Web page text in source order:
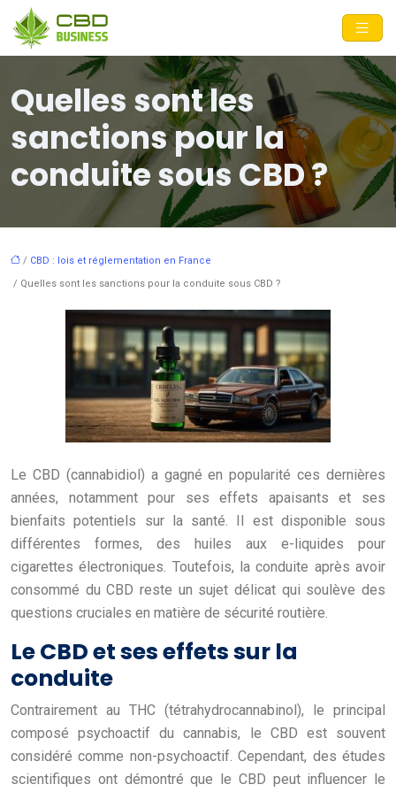
Quelles sont les
sanctions pour la
conduite sous CBD ?
/ CBD : lois et réglementation en France
/ Quelles sont les sanctions pour la conduite sous CBD ?
Le CBD (cannabidiol) a gagné en popularité ces dernières
années, notamment pour ses effets apaisants et ses
bienfaits potentiels sur la santé. Il est disponible sous
différentes formes, des huiles aux e-liquides pour
cigarettes électroniques. Toutefois, la conduite après avoir
consommé du CBD reste un sujet délicat qui soulève des
questions cruciales en matière de sécurité routière.
Le CBD et ses effets sur la
conduite
Contrairement au THC (tétrahydrocannabinol), le principal
composé psychoactif du cannabis, le CBD est souvent
considéré comme non-psychoactif. Cependant, des études
scientifiques ont démontré que le CBD peut influencer le